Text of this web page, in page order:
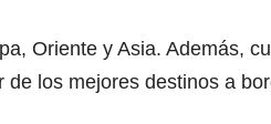
Oriente y Asia. Además,
de los mejores destinos a